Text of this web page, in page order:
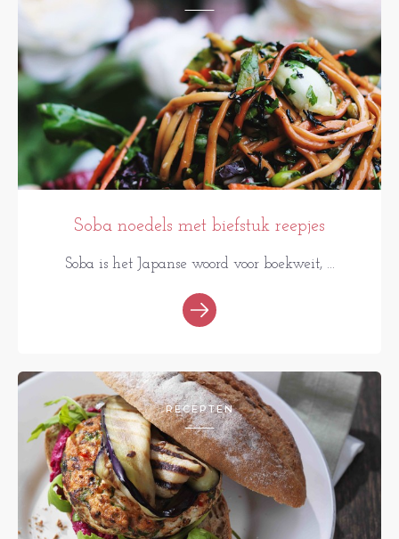
Soba noedels met biefstuk reepjes
Soba is het Japanse woord voor boekweit, ...
RECEPTEN